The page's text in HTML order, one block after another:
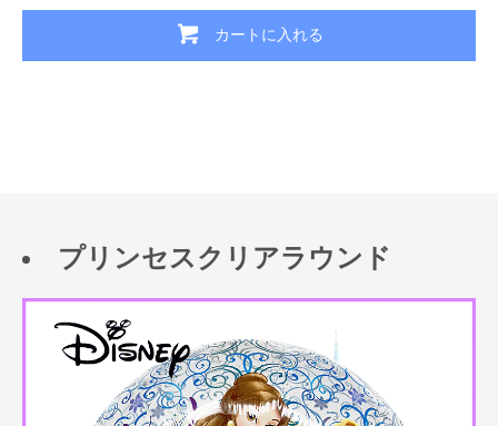
カートに入れる
プリンセスクリアラウンド